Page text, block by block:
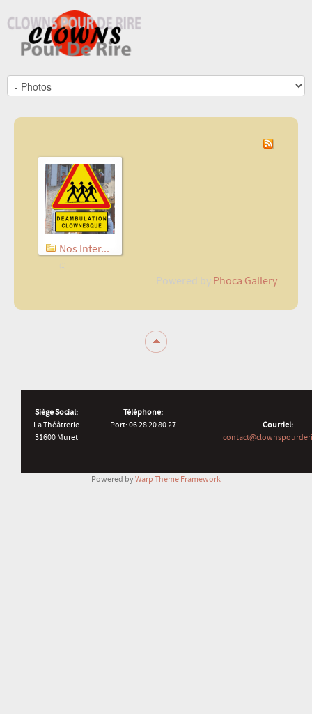
Nos Inter...
(1)
Powered by Phoca Gallery
Siège Social:
La Théâtrerie
31600 Muret
Téléphone:
Port: 06 28 20 80 27
Courriel:
Powered byWarp Theme Framework